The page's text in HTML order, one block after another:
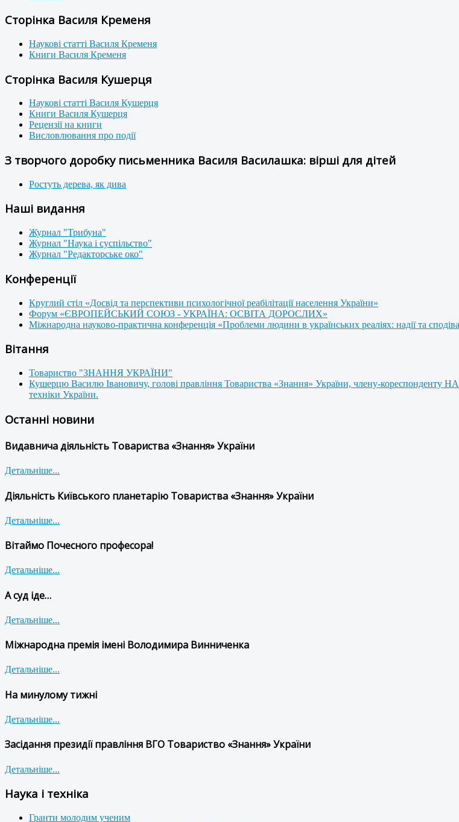
Сторінка Василя Кременя
Наукові статті Василя Кременя
Книги Василя Кременя
Сторінка Василя Кушерця
Наукові статті Василя Кушерця
Книги Василя Кушерця
Рецензії на книги
Висловлювання про події
З творчого доробку письменника Василя Василашка: вірші для дітей
Ростуть дерева, як дива
Наші видання
Журнал "Трибуна"
Журнал "Наука і суспільство"
Журнал "Редакторське око"
Конференції
Круглий стіл «Досвід та перспективи психологічної реабілітації населення України»
Форум «ЄВРОПЕЙСЬКИЙ СОЮЗ - УКРАЇНА: ОСВІТА ДОРОСЛИХ»
Міжнародна науково-практична конференція «Проблеми людини в українських реаліях: надії та
Вітання
Товариство "ЗНАННЯ УКРАЇНИ"
Кушерцю Василю Івановичу, голові правління Товариства «Знання» України, члену-кореспонденту
техніки України.
Останні новини
Видавнича діяльність Товариства «Знання» України
Детальніше...
Діяльність Київського планетарію Товариства «Знання» України
Детальніше...
Вітаймо Почесного професора!
Детальніше...
А суд іде…
Детальніше...
Міжнародна премія імені Володимира Винниченка
Детальніше...
На минулому тижні
Детальніше...
Засідання президії правління ВГО Товариство «Знання» України
Детальніше...
Наука і техніка
Гранти молодим ученим